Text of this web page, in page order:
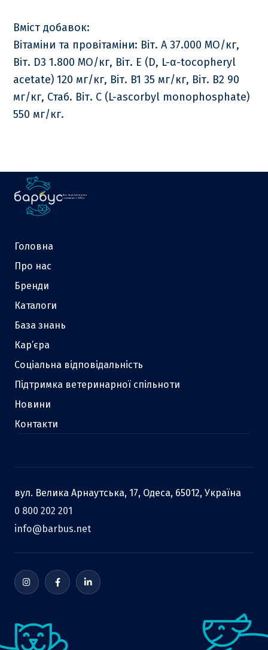
Вміст добавок:
Вітаміни та провітаміни: Bіт. A 37.000 МО/кг,
Bіт. D3 1.800 МО/кг, Bіт. E (D, L-α-tocopheryl
acetate) 120 мг/кг, Bіт. B1 35 мг/кг, Bіт. B2 90
мг/кг, Стаб. Bіт. C (L-ascorbyl monophosphate)
550 мг/кг.
Ваш надійний партнер
у зоотоварах з 2000 р.
Головна
Про нас
Бренди
Каталоги
База знань
Кар’єра
Соціальна відповідальність
Підтримка ветеринарної спільноти
Новини
Контакти
вул. Велика Арнаутська, 17, Одеса, 65012, Україна
0 800 202 201
info@barbus.net